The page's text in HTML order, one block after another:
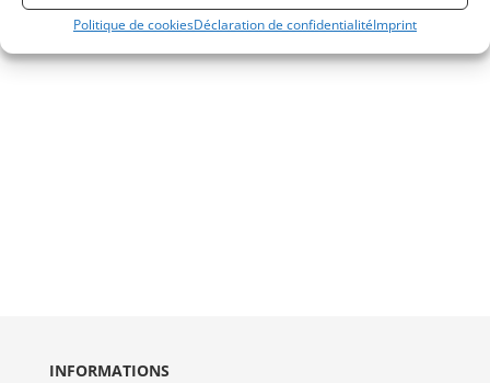
Politique de cookiesDéclaration de confidentialitéImprint
INFORMATIONS